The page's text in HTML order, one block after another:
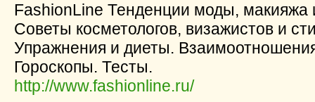
FashionLine Тенденции моды, макияжа
Советы косметологов, визажистов и
Упражнения и диеты.
Гороскопы. Тесты.
http://www.fashionline.ru/